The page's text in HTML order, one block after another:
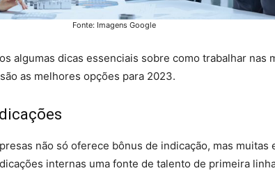
Fonte: Imagens Google
algumas dicas essenciais sobre como trabalhar nas
as melhores opções para 2023.
não só oferece bônus de indicação, mas muitas
internas uma fonte de talento de primeira